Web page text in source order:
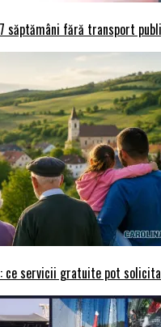
săptămâni fără transport
ce servicii gratuite pot